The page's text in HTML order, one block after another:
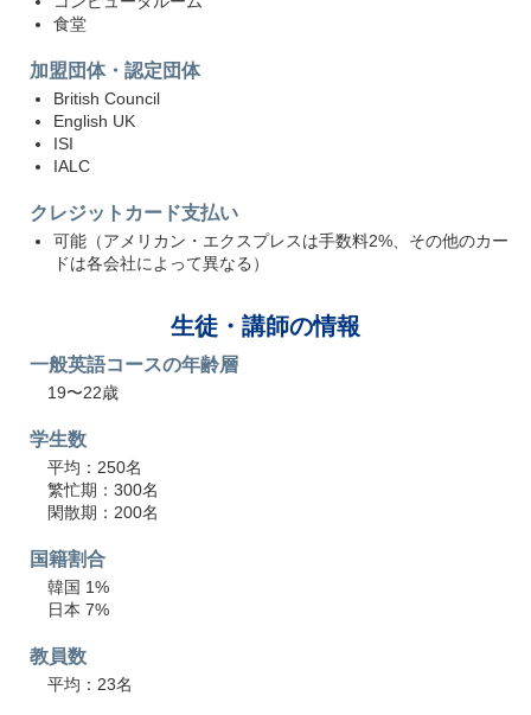
食堂
加盟団体・認定団体
British Council
English UK
ISI
IALC
クレジットカード支払い
可能（アメリカン・エクスプレスは手数料2%、その他のカー
ドは各会社によって異なる）
生徒・講師の情報
一般英語コースの年齢層
19〜22歳
学生数
平均：250名
繁忙期：300名
閑散期：200名
国籍割合
韓国 1%
日本 7%
教員数
平均：23名